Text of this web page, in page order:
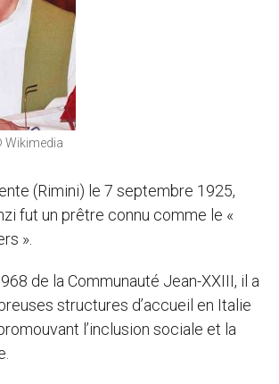
Wikimedia
(Rimini) le 7 septembre 1925,
fut un prêtre connu comme le «
».
de la Communauté Jean-XXIII, il a
structures d’accueil en Italie
l’inclusion sociale et la